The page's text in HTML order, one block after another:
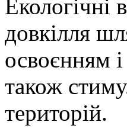
Екологічні
довкілля
освоєнням
також
територій.